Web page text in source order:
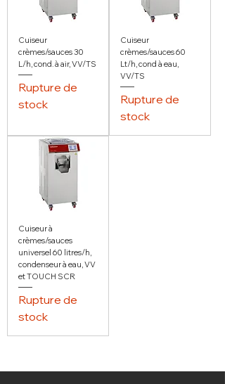
Cuiseur
crèmes/sauces 30
L/h, cond. à air, VV/TS
Rupture de
stock
Cuiseur
crèmes/sauces 60
Lt/h, cond à eau,
VV/TS
Rupture de
stock
Cuiseur à
crèmes/sauces
universel 60 litres/h,
condenseur à eau, VV
et TOUCH SCR
Rupture de
stock